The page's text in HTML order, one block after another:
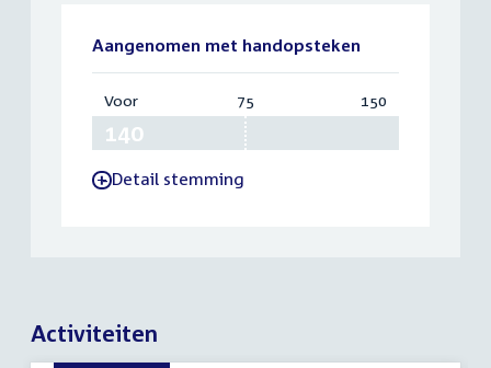
Aangenomen met handopsteken
Voor:
140
75 150
-Detail stemming
Activiteiten